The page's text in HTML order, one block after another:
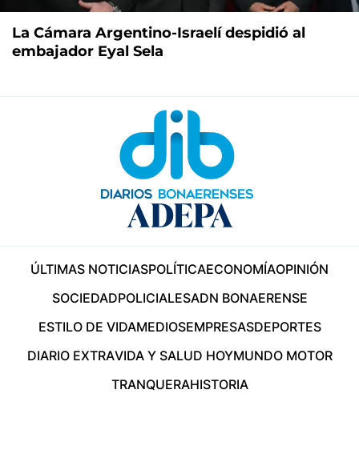
La Cámara Argentino-Israelí despidió al
embajador Eyal Sela
ÚLTIMAS NOTICIASPOLÍTICAECONOMÍAOPINIÓN
SOCIEDADPOLICIALESADN BONAERENSE
ESTILO DE VIDAMEDIOSEMPRESASDEPORTES
DIARIO EXTRAVIDA Y SALUD HOYMUNDO MOTOR
TRANQUERAHISTORIA